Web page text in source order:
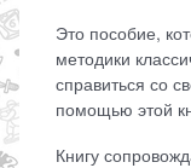
Это пособие,
методики
справиться со
помощью этой
Книгу